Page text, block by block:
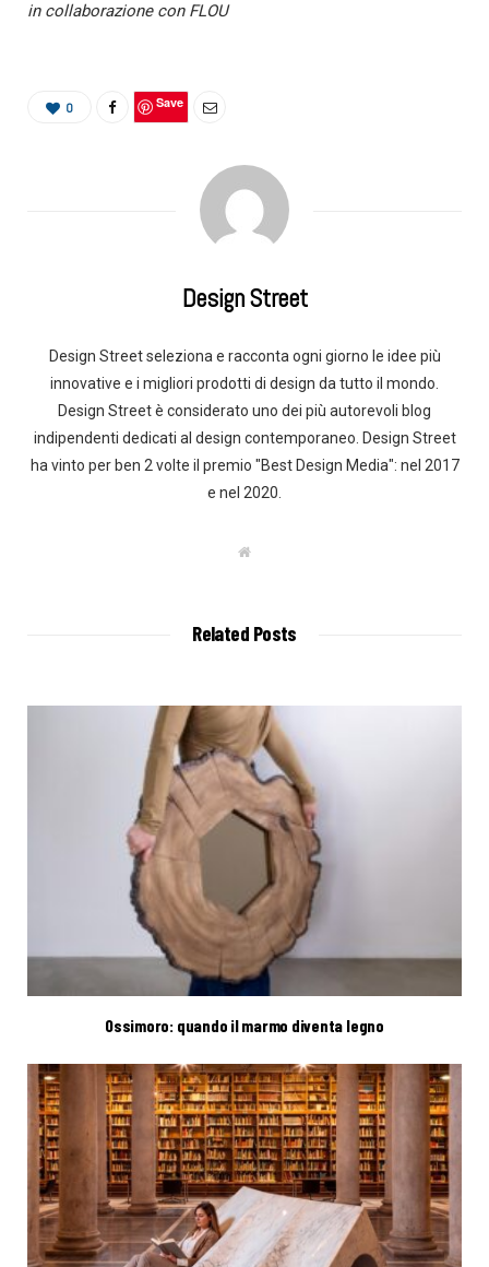
in collaborazione con FLOU
0 Save
Design Street
Design Street seleziona e racconta ogni giorno le idee più
innovative e i migliori prodotti di design da tutto il mondo.
Design Street è considerato uno dei più autorevoli blog
indipendenti dedicati al design contemporaneo. Design Street
ha vinto per ben 2 volte il premio "Best Design Media": nel 2017
e nel 2020.
W
Related Posts
Ossimoro: quando il marmo diventa legno